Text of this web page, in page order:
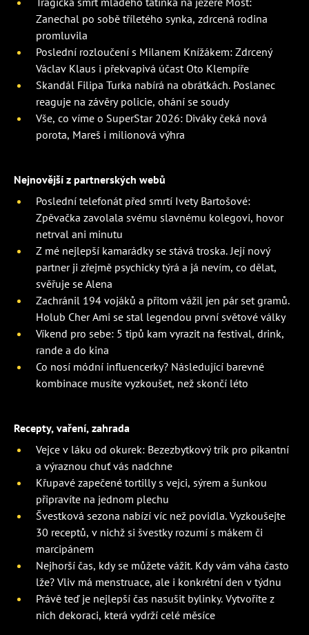
Zanechal po sobě tříletého synka, zdrcená rodina
promluvila
Poslední rozloučení s Milanem Knížákem: Zdrcený
Václav Klaus i překvapivá účast Oto Klempíře
Skandál Filipa Turka nabírá na obrátkách. Poslanec
reaguje na závěry policie, ohání se soudy
Vše, co víme o SuperStar 2026: Diváky čeká nová
porota, Mareš i milionová výhra
Nejnovější z partnerských webů
Poslední telefonát před smrtí Ivety Bartošové:
Zpěvačka zavolala svému slavnému kolegovi, hovor
netrval ani minutu
Z mé nejlepší kamarádky se stává troska. Její nový
partner ji zřejmě psychicky týrá a já nevím, co dělat,
svěřuje se Alena
Zachránil 194 vojáků a přitom vážil jen pár set gramů.
Holub Cher Ami se stal legendou první světové války
Víkend pro sebe: 5 tipů kam vyrazit na festival, drink,
rande a do kina
Co nosí módní influencerky? Následující barevné
kombinace musíte vyzkoušet, než skončí léto
Recepty, vaření, zahrada
Vejce v láku od okurek: Bezezbytkový trik pro pikantní
a výraznou chuť vás nadchne
Křupavé zapečené tortilly s vejci, sýrem a šunkou
připravíte na jednom plechu
Švestková sezona nabízí víc než povidla. Vyzkoušejte
30 receptů, v nichž si švestky rozumí s mákem či
marcipánem
Nejhorší čas, kdy se můžete vážit. Kdy vám váha často
lže? Vliv má menstruace, ale i konkrétní den v týdnu
Právě teď je nejlepší čas nasušit bylinky. Vytvoříte z
nich dekoraci, která vydrží celé měsíce